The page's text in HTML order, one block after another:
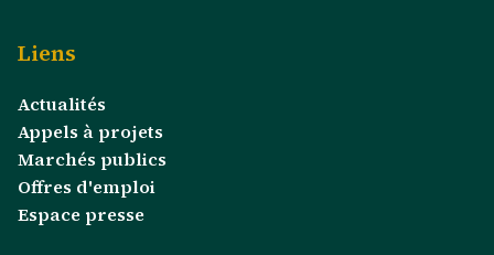
Liens
Actualités
Appels à projets
Marchés publics
Offres d'emploi
Espace presse